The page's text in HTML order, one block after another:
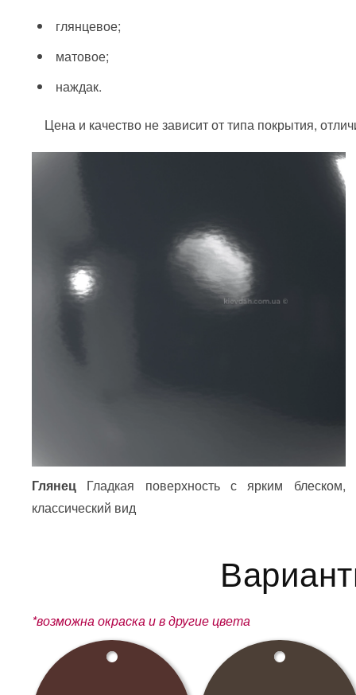
глянцевое;
матовое;
наждак.
Цена и качество не зависит от типа покрытия,
Глянец Гладкая поверхность с ярким блеском,
классический вид
*возможна окраска и в другие цвета